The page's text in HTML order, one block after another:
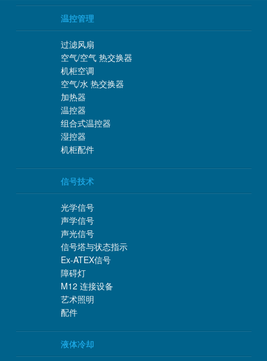
温控管理
过滤风扇
空气/空气 热交换器
机柜空调
空气/水 热交换器
加热器
温控器
组合式温控器
湿控器
机柜配件
信号技术
光学信号
声学信号
声光信号
信号塔与状态指示
Ex-ATEX信号
障碍灯
M12 连接设备
艺术照明
配件
液体冷却